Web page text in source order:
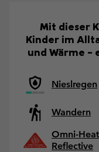
Mit dieser
Kinder im
und Wärme –
Nieslregen
Wandern
Omni-
Reflective